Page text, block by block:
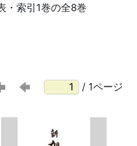
索引1巻の全8巻
/ 1ページ